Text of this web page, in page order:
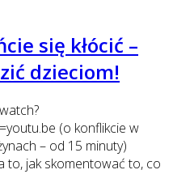
się kłócić –
dzieciom!
(o konflikcie w
– od 15 minuty)
to, jak skomentować to, co